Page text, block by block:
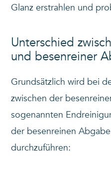
Glanz erstrahlen und
Unterschied
und besenreiner
Grundsätzlich wird bei
zwischen der
sogenannten
der besenreinen
durchzuführen: